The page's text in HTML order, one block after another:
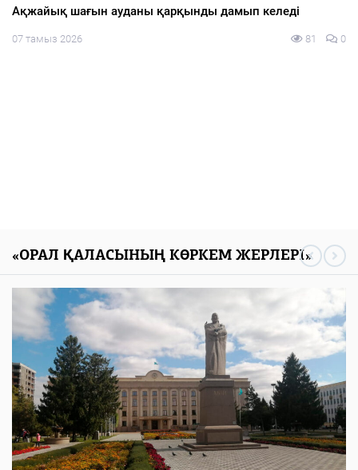
Ақжайық шағын ауданы қарқынды дамып келеді
07 тамыз 2026 81 0
«ОРАЛ ҚАЛАСЫНЫҢ КӨРКЕМ ЖЕРЛЕРІ»